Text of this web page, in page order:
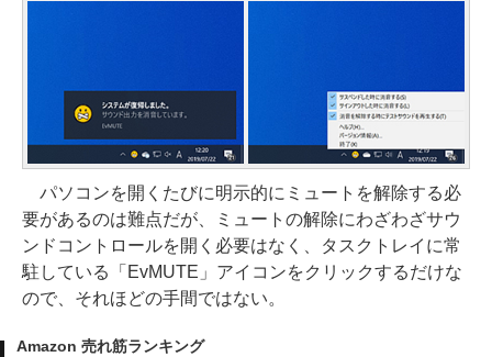
パソコンを開くたびに明示的にミュートを解除する必
要があるのは難点だが、ミュートの解除にわざわざサウ
ンドコントロールを開く必要はなく、タスクトレイに常
駐している「EvMUTE」アイコンをクリックするだけな
ので、それほどの手間ではない。
Amazon 売れ筋ランキング